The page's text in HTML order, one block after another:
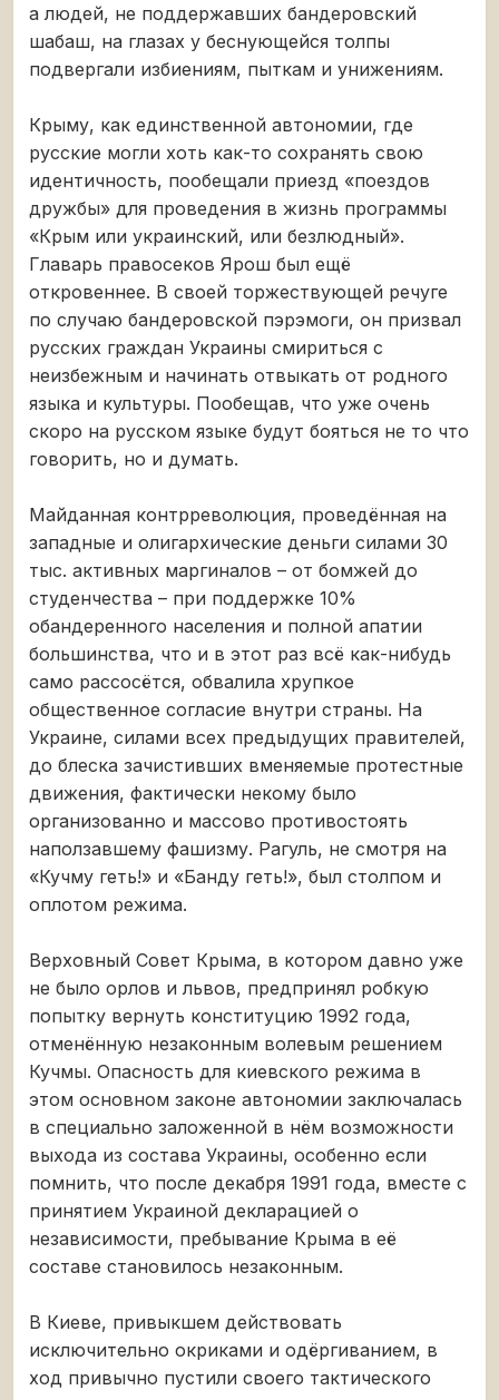
а людей, не поддержавших бандеровский
шабаш, на глазах у беснующейся толпы
подвергали избиениям, пыткам и унижениям.
Крыму, как единственной автономии, где
русские могли хоть как-то сохранять свою
идентичность, пообещали приезд «поездов
дружбы» для проведения в жизнь программы
«Крым или украинский, или безлюдный».
Главарь правосеков Ярош был ещё
откровеннее. В своей торжествующей речуге
по случаю бандеровской пэрэмоги, он призвал
русских граждан Украины смириться с
неизбежным и начинать отвыкать от родного
языка и культуры. Пообещав, что уже очень
скоро на русском языке будут бояться не то что
говорить, но и думать.
Майданная контрреволюция, проведённая на
западные и олигархические деньги силами 30
тыс. активных маргиналов – от бомжей до
студенчества – при поддержке 10%
обандеренного населения и полной апатии
большинства, что и в этот раз всё как-нибудь
само рассосётся, обвалила хрупкое
общественное согласие внутри страны. На
Украине, силами всех предыдущих правителей,
до блеска зачистивших вменяемые протестные
движения, фактически некому было
организованно и массово противостоять
наползавшему фашизму. Рагуль, не смотря на
«Кучму геть!» и «Банду геть!», был столпом и
оплотом режима.
Верховный Совет Крыма, в котором давно уже
не было орлов и львов, предпринял робкую
попытку вернуть конституцию 1992 года,
отменённую незаконным волевым решением
Кучмы. Опасность для киевского режима в
этом основном законе автономии заключалась
в специально заложенной в нём возможности
выхода из состава Украины, особенно если
помнить, что после декабря 1991 года, вместе с
принятием Украиной декларацией о
независимости, пребывание Крыма в её
составе становилось незаконным.
В Киеве, привыкшем действовать
исключительно окриками и одёргиванием, в
ход привычно пустили своего тактического